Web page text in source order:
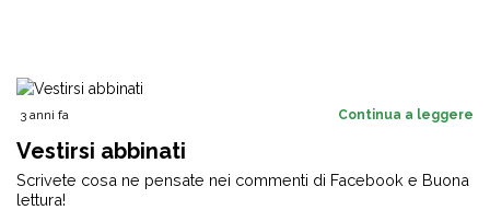
3 anni fa Continua a leggere
Vestirsi abbinati
Scrivete cosa ne pensate nei commenti di Facebook e Buona
lettura!